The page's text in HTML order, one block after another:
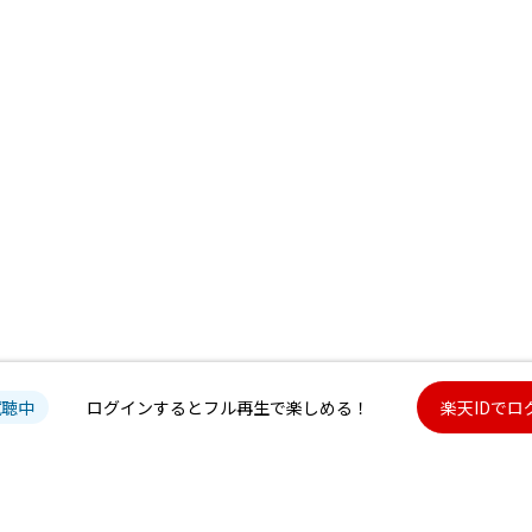
中 ログインするとフル再生で楽しめる！ 楽天IDでロ